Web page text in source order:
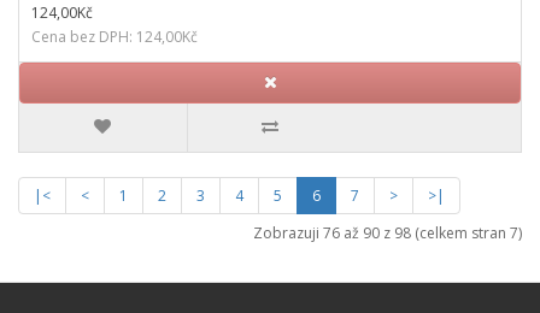
124,00Kč
Cena bez DPH: 124,00Kč
|< < 1 2 3 4 5 6 7 >
>|
Zobrazuji 76 až 90 z 98 (celkem stran 7)